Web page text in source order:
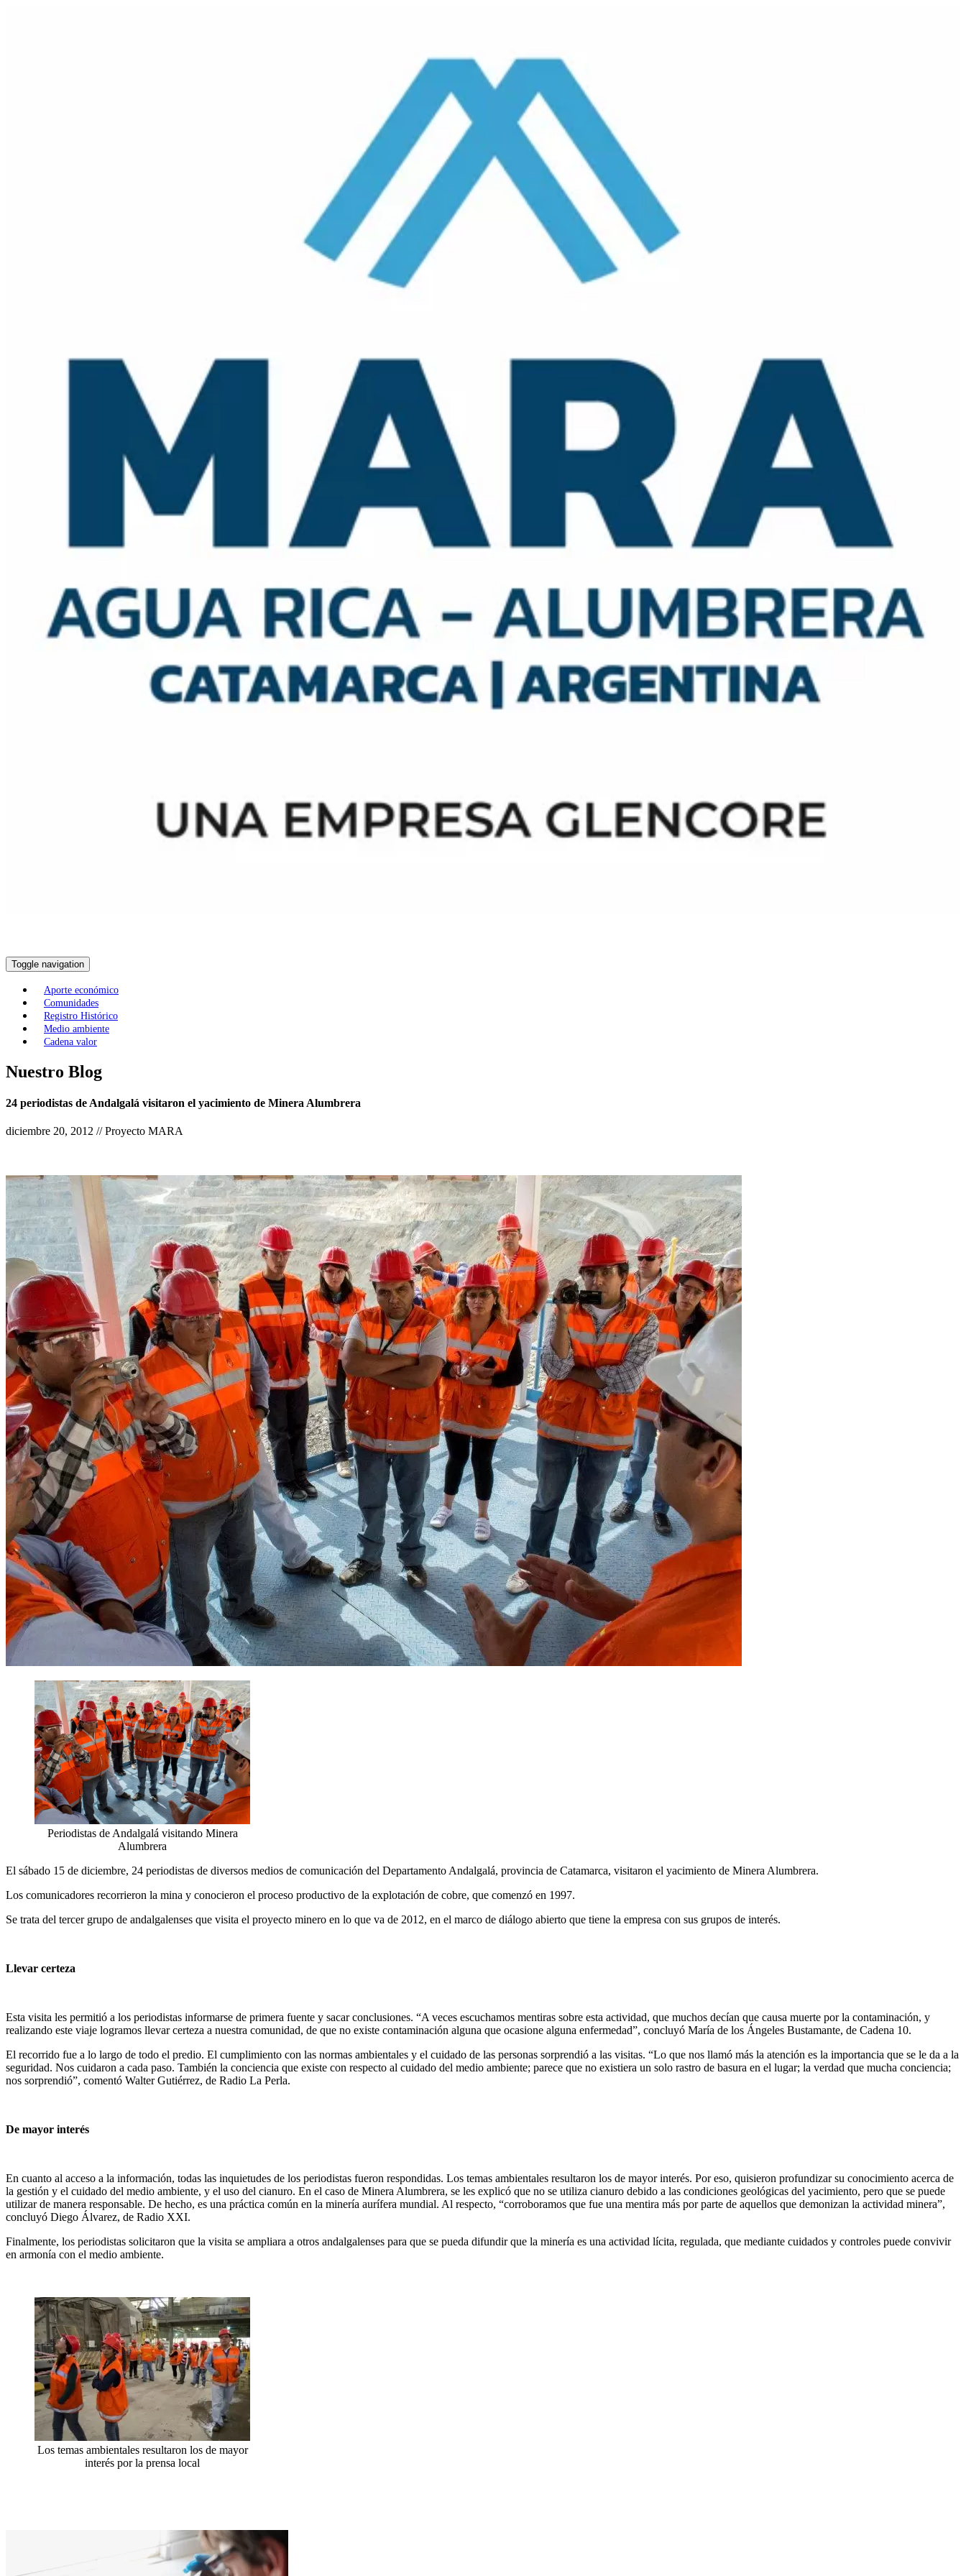
Toggle navigation
Aporte económico
Comunidades
Registro Histórico
Medio ambiente
Cadena valor
Nuestro Blog
24 periodistas de Andalgalá visitaron el yacimiento de Minera Alumbrera
diciembre 20, 2012 // Proyecto MARA
Periodistas de Andalgalá visitando Minera
Alumbrera
El sábado 15 de diciembre, 24 periodistas de diversos medios de comunicación del Departamento Andalgalá, provincia de Catamarca, visitaron el yacimiento de Minera Alumbrera.
Los comunicadores recorrieron la mina y conocieron el proceso productivo de la explotación de cobre, que comenzó en 1997.
Se trata del tercer grupo de andalgalenses que visita el proyecto minero en lo que va de 2012, en el marco de diálogo abierto que tiene la empresa con sus grupos de interés.
Llevar certeza
Esta visita les permitió a los periodistas informarse de primera fuente y sacar conclusiones. “A veces escuchamos mentiras sobre esta actividad, que muchos decían que causa muerte por la contaminación, y
realizando este viaje logramos llevar certeza a nuestra comunidad, de que no existe contaminación alguna que ocasione alguna enfermedad”, concluyó María de los Ángeles Bustamante, de Cadena 10.
El recorrido fue a lo largo de todo el predio. El cumplimiento con las normas ambientales y el cuidado de las personas sorprendió a las visitas. “Lo que nos llamó más la atención es la importancia que se le da a la
seguridad. Nos cuidaron a cada paso. También la conciencia que existe con respecto al cuidado del medio ambiente; parece que no existiera un solo rastro de basura en el lugar; la verdad que mucha conciencia;
nos sorprendió”, comentó Walter Gutiérrez, de Radio La Perla.
De mayor interés
En cuanto al acceso a la información, todas las inquietudes de los periodistas fueron respondidas. Los temas ambientales resultaron los de mayor interés. Por eso, quisieron profundizar su conocimiento acerca de
la gestión y el cuidado del medio ambiente, y el uso del cianuro. En el caso de Minera Alumbrera, se les explicó que no se utiliza cianuro debido a las condiciones geológicas del yacimiento, pero que se puede
utilizar de manera responsable. De hecho, es una práctica común en la minería aurífera mundial. Al respecto, “corroboramos que fue una mentira más por parte de aquellos que demonizan la actividad minera”,
concluyó Diego Álvarez, de Radio XXI.
Finalmente, los periodistas solicitaron que la visita se ampliara a otros andalgalenses para que se pueda difundir que la minería es una actividad lícita, regulada, que mediante cuidados y controles puede convivir
en armonía con el medio ambiente.
Los temas ambientales resultaron los de mayor
interés por la prensa local